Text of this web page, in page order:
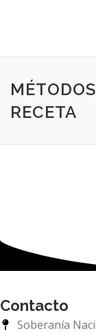
RECETA
Contacto
Soberanía